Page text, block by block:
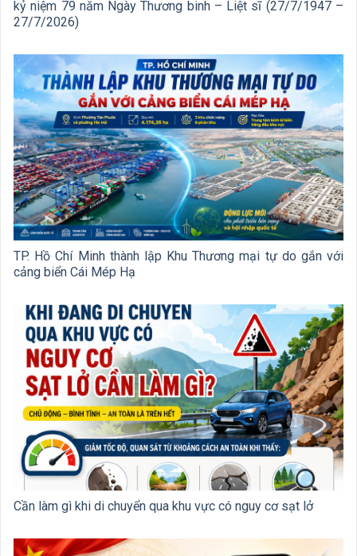
kỷ niệm 79 năm Ngày Thương binh – Liệt sĩ (27/7/1947 –
27/7/2026)
TP. Hồ Chí Minh thành lập Khu Thương mại tự do gắn với
cảng biển Cái Mép Hạ
Cần làm gì khi di chuyển qua khu vực có nguy cơ sạt lở